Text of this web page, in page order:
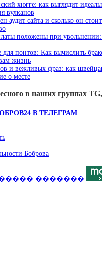
хюгге: как выглядит
вулканов
аудит сайта и сколько он
положены при
понтов: Как вычислить
жизнь
и вежливых фраз: как
о месте
в наших группах
В ТЕЛЕГРАМ
Боброва